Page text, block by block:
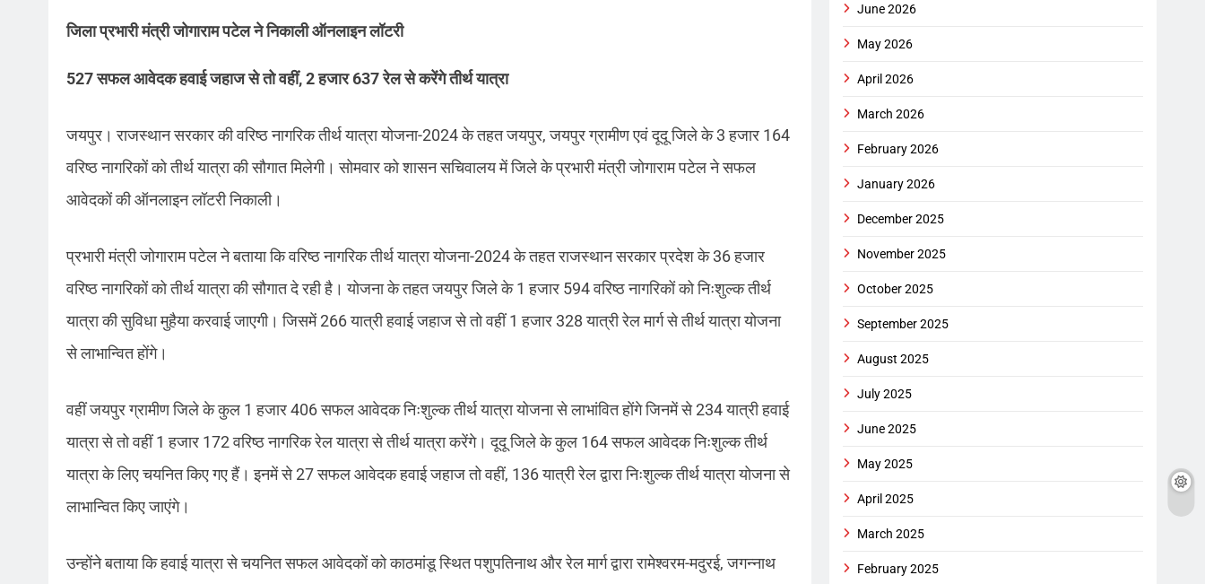
जिला प्रभारी मंत्री जोगाराम पटेल ने निकाली ऑनलाइन लॉटरी
527 सफल आवेदक हवाई जहाज से तो वहीं, 2 हजार 637 रेल से करेंगे तीर्थ यात्रा
जयपुर। राजस्थान सरकार की वरिष्ठ नागरिक तीर्थ यात्रा योजना-2024 के तहत जयपुर, जयपुर ग्रामीण एवं दूदू जिले के 3 हजार 164
वरिष्ठ नागरिकों को तीर्थ यात्रा की सौगात मिलेगी। सोमवार को शासन सचिवालय में जिले के प्रभारी मंत्री जोगाराम पटेल ने सफल
आवेदकों की ऑनलाइन लॉटरी निकाली।
प्रभारी मंत्री जोगाराम पटेल ने बताया कि वरिष्ठ नागरिक तीर्थ यात्रा योजना-2024 के तहत राजस्थान सरकार प्रदेश के 36 हजार
वरिष्ठ नागरिकों को तीर्थ यात्रा की सौगात दे रही है। योजना के तहत जयपुर जिले के 1 हजार 594 वरिष्ठ नागरिकों को निःशुल्क तीर्थ
यात्रा की सुविधा मुहैया करवाई जाएगी। जिसमें 266 यात्री हवाई जहाज से तो वहीं 1 हजार 328 यात्री रेल मार्ग से तीर्थ यात्रा योजना
से लाभान्वित होंगे।
वहीं जयपुर ग्रामीण जिले के कुल 1 हजार 406 सफल आवेदक निःशुल्क तीर्थ यात्रा योजना से लाभांवित होंगे जिनमें से 234 यात्री हवाई
यात्रा से तो वहीं 1 हजार 172 वरिष्ठ नागरिक रेल यात्रा से तीर्थ यात्रा करेंगे। दूदू जिले के कुल 164 सफल आवेदक निःशुल्क तीर्थ
यात्रा के लिए चयनित किए गए हैं। इनमें से 27 सफल आवेदक हवाई जहाज तो वहीं, 136 यात्री रेल द्वारा निःशुल्क तीर्थ यात्रा योजना से
लाभान्वित किए जाएंगे।
उन्होंने बताया कि हवाई यात्रा से चयनित सफल आवेदकों को काठमांडू स्थित पशुपतिनाथ और रेल मार्ग द्वारा रामेश्वरम-मदुरई, जगन्नाथ
June 2026
May 2026
April 2026
March 2026
February 2026
January 2026
December 2025
November 2025
October 2025
September 2025
August 2025
July 2025
June 2025
May 2025
April 2025
March 2025
February 2025